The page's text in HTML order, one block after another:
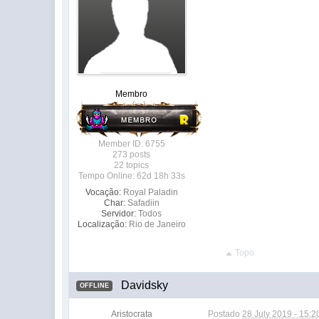
Membro
Member ID: 6755
273 posts
22 topics
Tempo Online: 62d 18h 33s
Vocação: Royal Paladin
Char: Safadiin
Servidor: Todos
Localização: Rio de Janeiro
Topo
OFFLINE Davidsky
Aristocrata Postado28 July 2019 -